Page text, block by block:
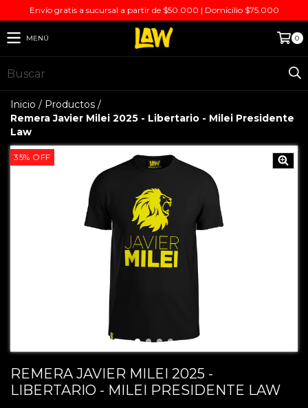
Envío gratis a sucursal a partir de $50.000 | Domicilio $75.000
MENÚ 0
Inicio / Productos /
Remera Javier Milei 2025 - Libertario - Milei Presidente
Law
35% OFF
REMERA JAVIER MILEI 2025 -
LIBERTARIO - MILEI PRESIDENTE LAW